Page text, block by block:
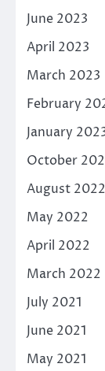
June 2023
April 2023
March 2023
February
January
October
August 2022
May 2022
April 2022
March 2022
July 2021
June 2021
May 2021